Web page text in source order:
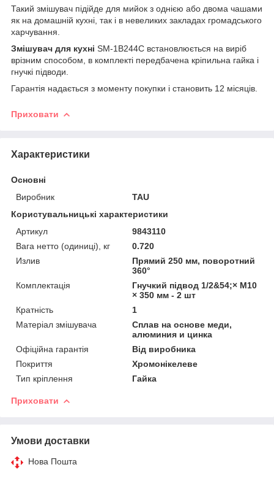
Такий змішувач підійде для мийок з однією або двома чашами
як на домашній кухні, так і в невеликих закладах громадського
харчування.
Змішувач для кухні SM-1B244C встановлюється на виріб
врізним способом, в комплекті передбачена кріпильна гайка і
гнучкі підводи.
Гарантія надається з моменту покупки і становить 12 місяців.
Приховати
Характеристики
Основні
Виробник
TAU
Користувальницькі характеристики
Артикул
9843110
Вага нетто (одиниці), кг
0.720
Излив
Прямий 250 мм, поворотний
360°
Комплектація
Гнучкий підвод 1/2&54;× M10
× 350 мм - 2 шт
Кратність
1
Матеріал змішувача
Сплав на основе меди,
алюминия и цинка
Офіційна гарантія
Від виробника
Покриття
Хромонікелеве
Тип кріплення
Гайка
Приховати
Умови доставки
Нова Пошта